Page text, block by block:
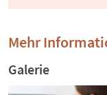
Mehr
Galerie